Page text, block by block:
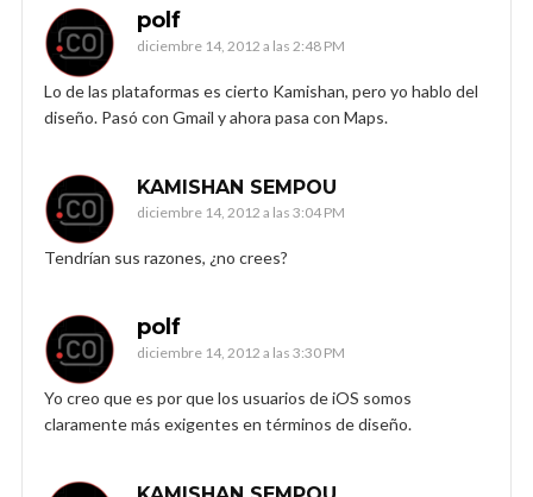
polf
diciembre 14, 2012 a las 2:48 PM
Lo de las plataformas es cierto Kamishan, pero yo hablo del
diseño. Pasó con Gmail y ahora pasa con Maps.
KAMISHAN SEMPOU
diciembre 14, 2012 a las 3:04 PM
Tendrían sus razones, ¿no crees?
polf
diciembre 14, 2012 a las 3:30 PM
Yo creo que es por que los usuarios de iOS somos
claramente más exigentes en términos de diseño.